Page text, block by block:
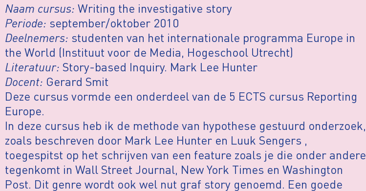
Naam cursus: Writing the investigative story
Periode: september/oktober 2010
Deelnemers: studenten van het internationale programma Europe in
the World (Instituut voor de Media, Hogeschool Utrecht)
Literatuur: Story-based Inquiry. Mark Lee Hunter
Docent: Gerard Smit
Deze cursus vormde een onderdeel van de 5 ECTS cursus Reporting
Europe.
In deze cursus heb ik de methode van hypothese gestuurd onderzoek,
zoals beschreven door Mark Lee Hunter en Luuk Sengers ,
toegespitst op het schrijven van een feature zoals je die onder andere
tegenkomt in Wall Street Journal, New York Times en Washington
Post. Dit genre wordt ook wel nut graf story genoemd. Een goede